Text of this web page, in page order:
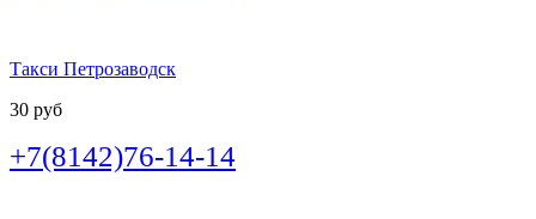
Такси Петрозаводск
30 руб
+7(8142)76-14-14